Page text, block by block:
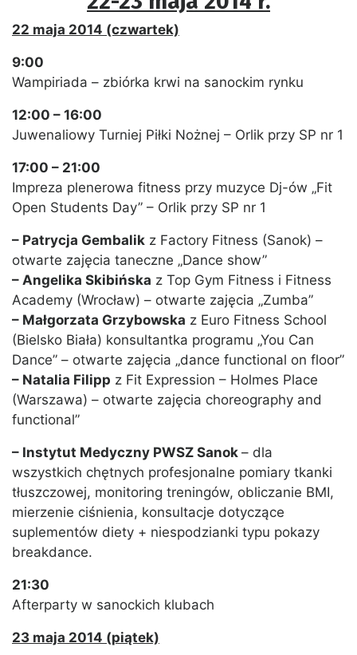
22 maja 2014 (czwartek)
9:00
Wampiriada – zbiórka krwi na sanockim rynku
12:00 – 16:00
Juwenaliowy Turniej Piłki Nożnej – Orlik przy SP nr 1
17:00 – 21:00
Impreza plenerowa fitness przy muzyce Dj-ów „Fit
Open Students Day” – Orlik przy SP nr 1
– Patrycja Gembalik z Factory Fitness (Sanok) –
otwarte zajęcia taneczne „Dance show”
– Angelika Skibińska z Top Gym Fitness i Fitness
Academy (Wrocław) – otwarte zajęcia „Zumba”
– Małgorzata Grzybowska z Euro Fitness School
(Bielsko Biała) konsultantka programu „You Can
Dance” – otwarte zajęcia „dance functional on floor”
– Natalia Filipp z Fit Expression – Holmes Place
(Warszawa) – otwarte zajęcia choreography and
functional”
– Instytut Medyczny PWSZ Sanok – dla
wszystkich chętnych profesjonalne pomiary tkanki
tłuszczowej, monitoring treningów, obliczanie BMI,
mierzenie ciśnienia, konsultacje dotyczące
suplementów diety + niespodzianki typu pokazy
breakdance.
21:30
Afterparty w sanockich klubach
23 maja 2014 (piątek)